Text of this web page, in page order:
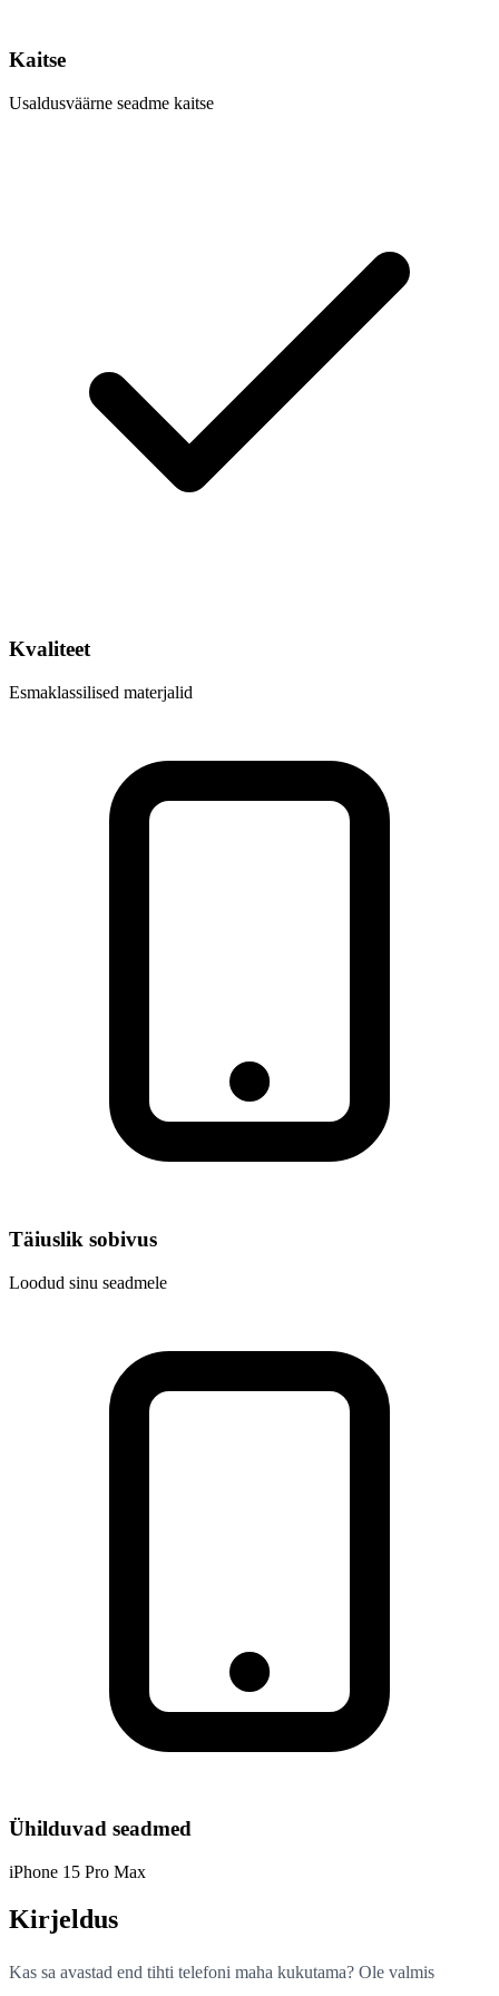
Kaitse
Usaldusväärne seadme kaitse
Kvaliteet
Esmaklassilised materjalid
Täiuslik sobivus
Loodud sinu seadmele
Ühilduvad seadmed
iPhone 15 Pro Max
Kirjeldus
Kas sa avastad end tihti telefoni maha kukutama? Ole valmis